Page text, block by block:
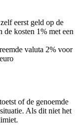
eerst geld op de
de kosten 1% met een
valuta 2% voor
of de genoemde
Als dit niet het